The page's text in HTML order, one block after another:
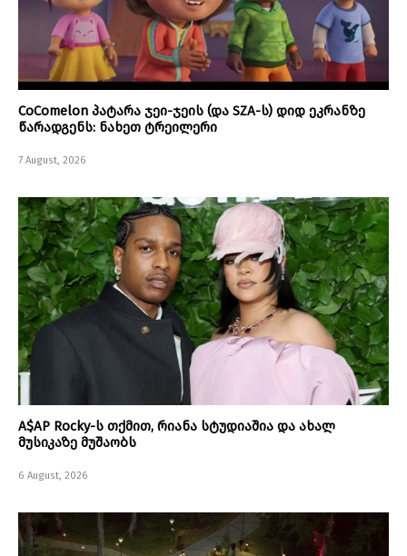
CoComelon პატარა ჯეი-ჯეის (და SZA-ს) დიდ ეკრანზე
წარადგენს: ნახეთ ტრეილერი
7 August, 2026
A$AP Rocky-ს თქმით, რიანა სტუდიაშია და ახალ
მუსიკაზე მუშაობს
6 August, 2026